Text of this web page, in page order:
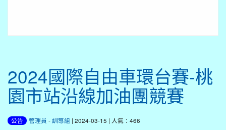
2024國際自由車環台賽-桃
園市站沿線加油團競賽
公告 管理員 -訓導組 | 2024-03-15 | 人氣：466